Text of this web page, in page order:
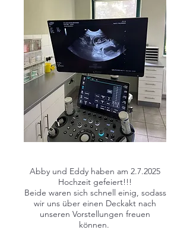
Abby und Eddy haben am 2.7.2025
Hochzeit gefeiert!!!
Beide waren sich schnell einig, sodass
wir uns über einen Deckakt nach
unseren Vorstellungen freuen
können.